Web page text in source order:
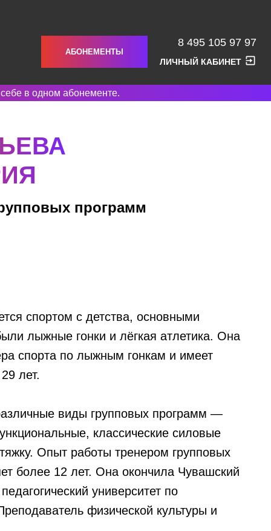
АБОНЕМЕНТЫ
8 495 105 97 97
ЛИЧНЫЙ КАБИНЕТ
в одном абонементе.
программ
спортом с детства, основными
лыжные гонки и лёгкая атлетика. Она
спорта по лыжным гонкам и имеет
лет.
виды групповых программ —
классические силовые
Опыт работы тренером групповых
более 12 лет. Она окончила Чувашский
университет по
физической культуры и